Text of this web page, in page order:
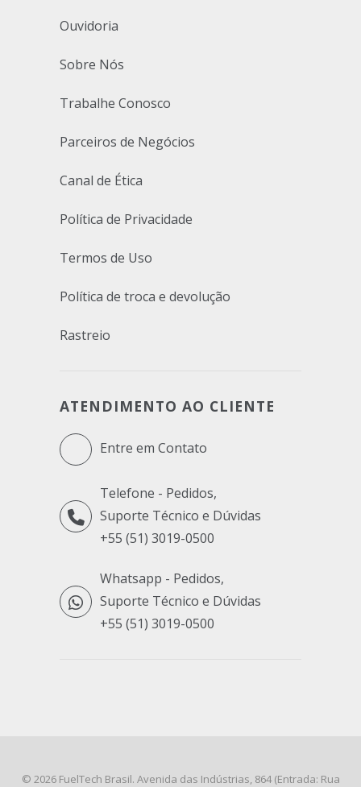
Ouvidoria
Sobre Nós
Trabalhe Conosco
Parceiros de Negócios
Canal de Ética
Política de Privacidade
Termos de Uso
Política de troca e devolução
Rastreio
ATENDIMENTO AO CLIENTE
Entre em Contato
Telefone - Pedidos,
Suporte Técnico e Dúvidas
+55 (51) 3019-0500
Whatsapp - Pedidos,
Suporte Técnico e Dúvidas
+55 (51) 3019-0500
© 2026 FuelTech Brasil. Avenida das Indústrias, 864 (Entrada: Rua